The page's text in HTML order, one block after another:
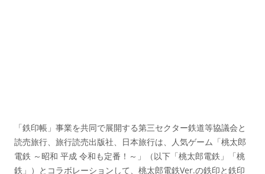
「鉄印帳」事業を共同で展開する第三セクター鉄道等協議会と
読売旅行、旅行読売出版社、日本旅行は、人気ゲーム「桃太郎
電鉄 ～昭和 平成 令和も定番！～」（以下「桃太郎電鉄」「桃
鉄」）とコラボレーションして、桃太郎電鉄Ver.の鉄印と鉄印